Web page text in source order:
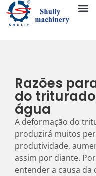
Razões
do
água
A deformação do
produzirá muitos
produtividade,
assim por diante.
entender a causa da